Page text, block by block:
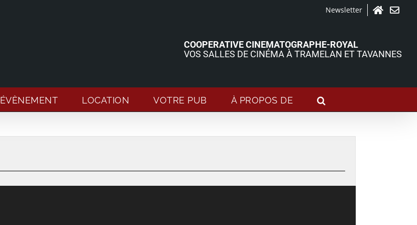
Newsletter
COOPERATIVE CINEMATOGRAPHE-ROYAL
VOS SALLES DE CINÉMA À TRAMELAN ET TAVANNES
ÉVÈNEMENT LOCATION VOTRE PUB À PROPOS DE